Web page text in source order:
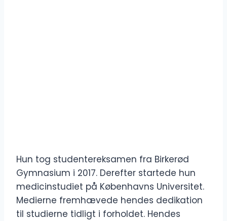
Hun tog studentereksamen fra Birkerød
Gymnasium i 2017. Derefter startede hun
medicinstudiet på Københavns Universitet.
Medierne fremhævede hendes dedikation
til studierne tidligt i forholdet. Hendes